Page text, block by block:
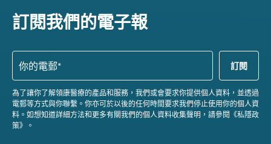
訂閱我們的電子報
為了讓你了解領康醫療的產品和服務，我們或會要求你提供個人資料，並透過
電郵等方式與你聯繫。你亦可於以後的任何時間要求我們停止使用你的個人資
料。如想知道詳細方法和更多有關我們的個人資料收集聲明，請參閱《私隱政
策》。